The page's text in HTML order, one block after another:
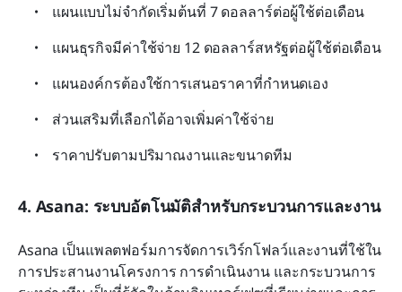
แผนแบบไม่จำกัดเริ่มต้นที่ 7 ดอลลาร์ต่อผู้ใช้ต่อเดือน
แผนธุรกิจมีค่าใช้จ่าย 12 ดอลลาร์สหรัฐต่อผู้ใช้ต่อเดือน
แผนองค์กรต้องใช้การเสนอราคาที่กำหนดเอง
ส่วนเสริมที่เลือกได้อาจเพิ่มค่าใช้จ่าย
ราคาปรับตามปริมาณงานและขนาดทีม
4. Asana: ระบบอัตโนมัติสำหรับกระบวนการและงาน
Asana เป็นแพลตฟอร์มการจัดการเวิร์กโฟลว์และงานที่ใช้ใน
การประสานงานโครงการ การดำเนินงาน และกระบวนการ